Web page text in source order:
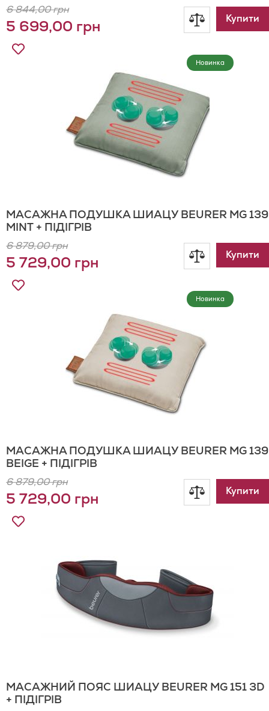
5 699,00 грн
6 844,00 грн
Додати
Купити
Новинка
МАСАЖНА ПОДУШКА ШИАЦУ BEURER MG 139
MINT + ПІДІГРІВ
5 729,00 грн
6 879,00 грн
Додати
Додати
Купити
Новинка
МАСАЖНА ПОДУШКА ШИАЦУ BEURER MG 139
BEIGE + ПІДІГРІВ
5 729,00 грн
6 879,00 грн
Додати
Додати
Купити
МАСАЖНИЙ ПОЯС ШИАЦУ BEURER MG 151 3D
+ ПІДІГРІВ
Додати
Бажань